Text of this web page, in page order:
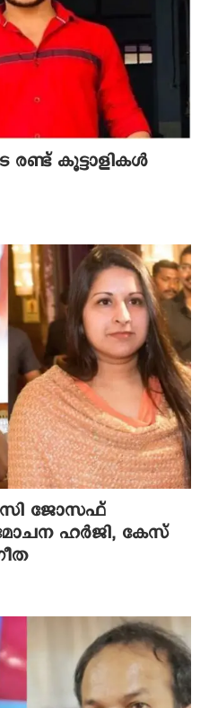
കൂട്ടാളികള്‍
സി ജോസഫ്
ഹർജി, കേസ്